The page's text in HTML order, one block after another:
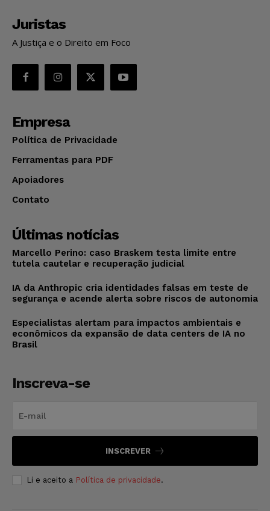
Juristas
A Justiça e o Direito em Foco
Empresa
Política de Privacidade
Ferramentas para PDF
Apoiadores
Contato
Últimas notícias
Marcello Perino: caso Braskem testa limite entre
tutela cautelar e recuperação judicial
IA da Anthropic cria identidades falsas em teste de
segurança e acende alerta sobre riscos de autonomia
Especialistas alertam para impactos ambientais e
econômicos da expansão de data centers de IA no
Brasil
Inscreva-se
INSCREVER
Li e aceito a Política de privacidade.